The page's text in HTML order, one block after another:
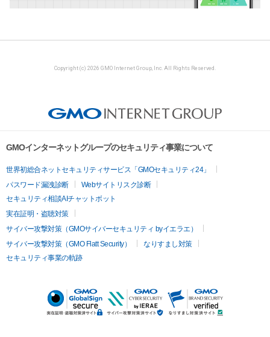
Copyright (c) 2026 GMO Internet Group, Inc. All Rights Reserved.
GMOインターネットグループのセキュリティ事業について
世界初総合ネットセキュリティサービス「GMOセキュリティ24」
パスワード漏洩診断
Webサイトリスク診断
セキュリティ相談AIチャットボット
実在証明・盗聴対策
サイバー攻撃対策（GMOサイバーセキュリティ byイエラエ）
サイバー攻撃対策（GMO Flatt Security）
なりすまし対策
セキュリティ事業の軌跡